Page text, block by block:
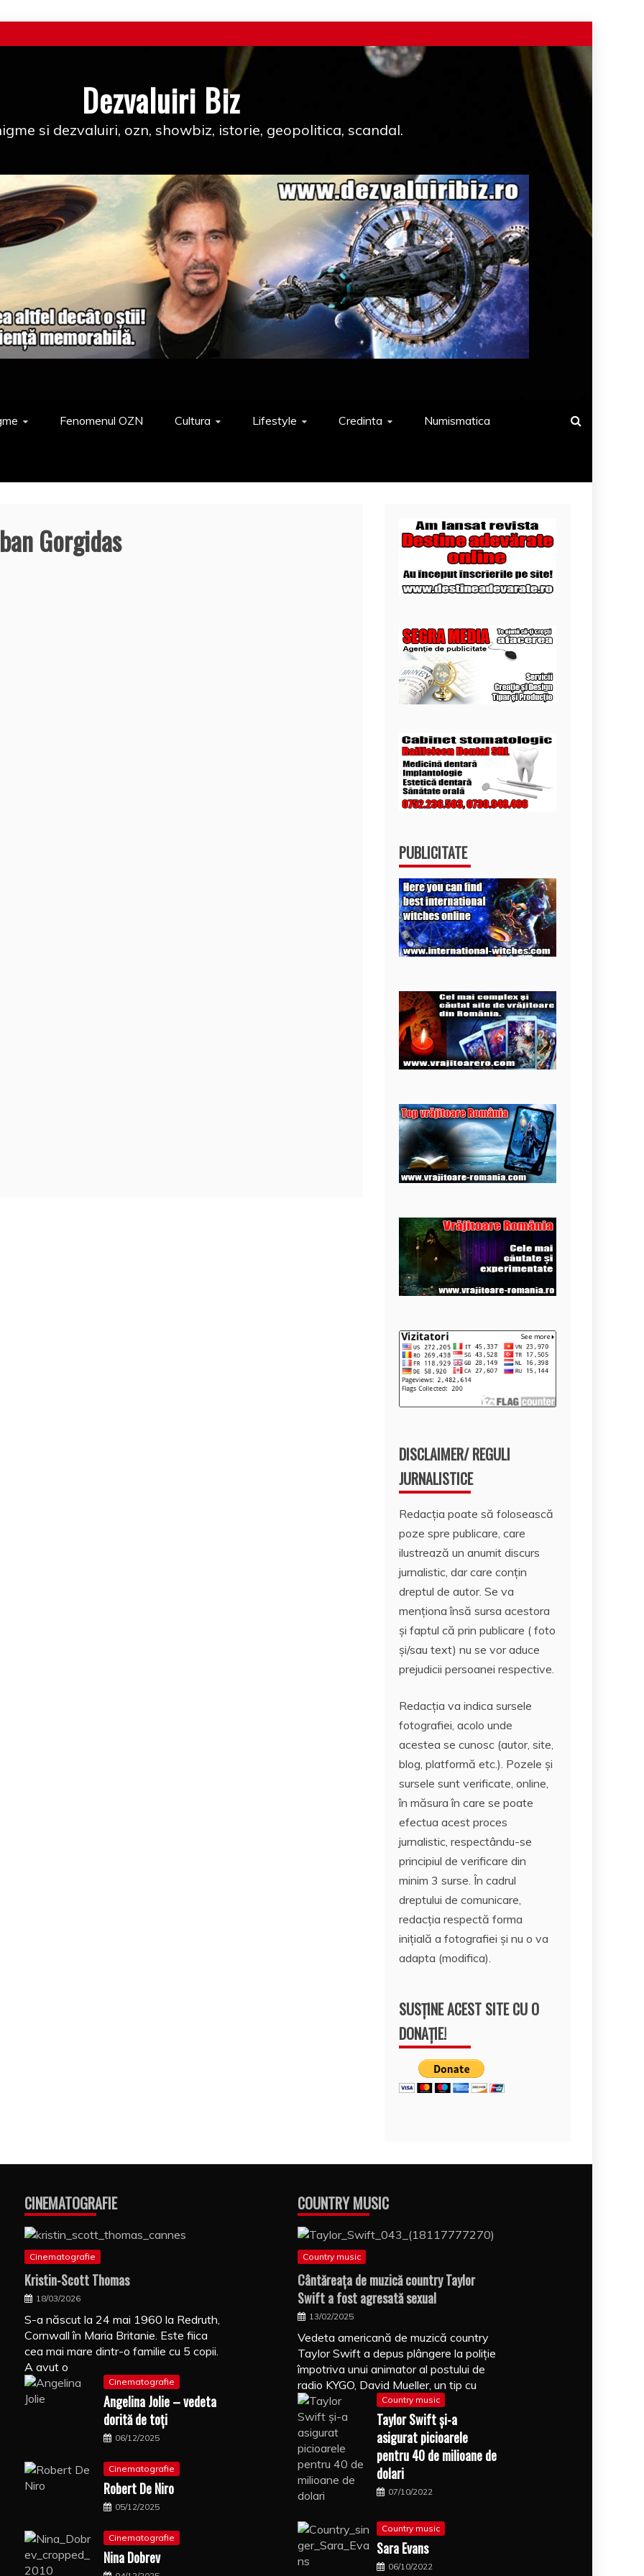
Dezvaluiri Biz
si dezvaluiri, ozn, showbiz, istorie, geopolitica, scandal.
Fenomenul OZN Cultura Lifestyle Credinta Numismatica
Gorgidas
PUBLICITATE
DISCLAIMER/ REGULI
JURNALISTICE
Redacția poate să folosească
poze spre publicare, care
ilustrează un anumit discurs
jurnalistic, dar care conțin
dreptul de autor. Se va
menționa însă sursa acestora
și faptul că prin publicare ( foto
și/sau text) nu se vor aduce
prejudicii persoanei respective.
Redacția va indica sursele
fotografiei, acolo unde
acestea se cunosc (autor, site,
blog, platformă etc.). Pozele și
sursele sunt verificate, online,
în măsura în care se poate
efectua acest proces
jurnalistic, respectându-se
principiul de verificare din
minim 3 surse. În cadrul
dreptului de comunicare,
redacția respectă forma
inițială a fotografiei și nu o va
adapta (modifica).
SUSȚINE ACEST SITE CU O
DONAȚIE!
CINEMATOGRAFIE
Cinematografie
Kristin-Scott Thomas
18/03/2026
S-a născut la 24 mai 1960 la Redruth,
Cornwall în Maria Britanie. Este fiica
cea mai mare dintr-o familie cu 5 copii.
A avut o
Cinematografie
Angelina Jolie – vedeta
dorită de toți
06/12/2025
Cinematografie
Robert De Niro
05/12/2025
Cinematografie
Nina Dobrev
COUNTRY MUSIC
Country music
Cântăreaţa de muzică country Taylor
Swift a fost agresată sexual
13/02/2025
Vedeta americană de muzică country
Taylor Swift a depus plângere la poliţie
împotriva unui animator al postului de
radio KYGO, David Mueller, un tip cu
Country music
Taylor Swift şi-a
asigurat picioarele
pentru 40 de milioane de
dolari
07/10/2022
Country music
Sara Evans
06/10/2022